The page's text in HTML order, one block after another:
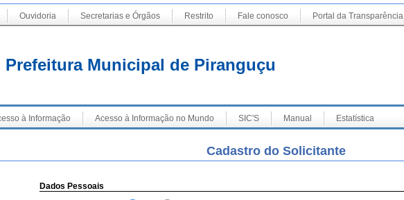
Ouvidoria Secretarias e Órgãos Restrito Fale conosco Portal da Transparência
Prefeitura Municipal de Piranguçu
à Informação Acesso à Informação no Mundo SIC'S Manual Estatística
Cadastro do Solicitante
Dados Pessoais